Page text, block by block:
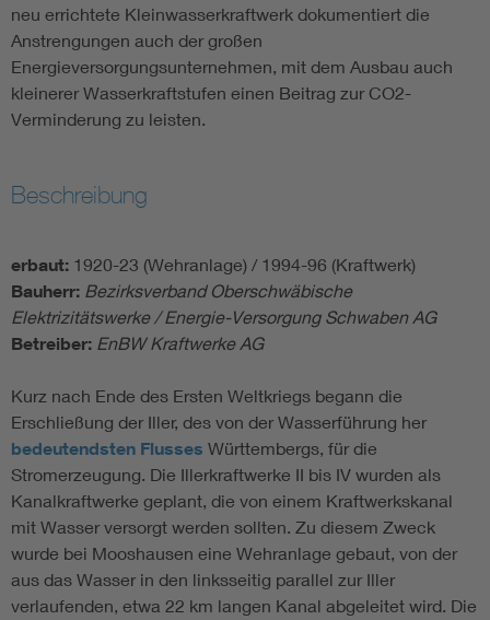
neu errichtete Kleinwasserkraftwerk dokumentiert die
Anstrengungen auch der großen
Energieversorgungsunternehmen, mit dem Ausbau auch
kleinerer Wasserkraftstufen einen Beitrag zur CO2-
Verminderung zu leisten.
Beschreibung
erbaut: 1920-23 (Wehranlage) / 1994-96 (Kraftwerk)
Bauherr: Bezirksverband Oberschwäbische
Elektrizitätswerke / Energie-Versorgung Schwaben AG
Betreiber: EnBW Kraftwerke AG
Kurz nach Ende des Ersten Weltkriegs begann die
Erschließung der Iller, des von der Wasserführung her
bedeutendsten Flusses Württembergs, für die
Stromerzeugung. Die Illerkraftwerke II bis IV wurden als
Kanalkraftwerke geplant, die von einem Kraftwerkskanal
mit Wasser versorgt werden sollten. Zu diesem Zweck
wurde bei Mooshausen eine Wehranlage gebaut, von der
aus das Wasser in den linksseitig parallel zur Iller
verlaufenden, etwa 22 km langen Kanal abgeleitet wird. Die